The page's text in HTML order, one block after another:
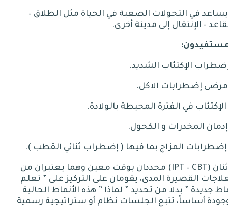
–
– الإنتقال إلى مدينة أخرى.
:
.
.
.
.
( إضطراب ثنائي القطب ).
(IPT – CBT)
محددان بوقت معين وهما يعتبران من
القصيرة المدى، يقومان على التركيز على ” تعلم
جديدة ” بدلا من تحديد” لماذا ” هذه الأنماط الحالية
أساساً، تتبع الجلسات نظام أو ستراتيجية رسمية